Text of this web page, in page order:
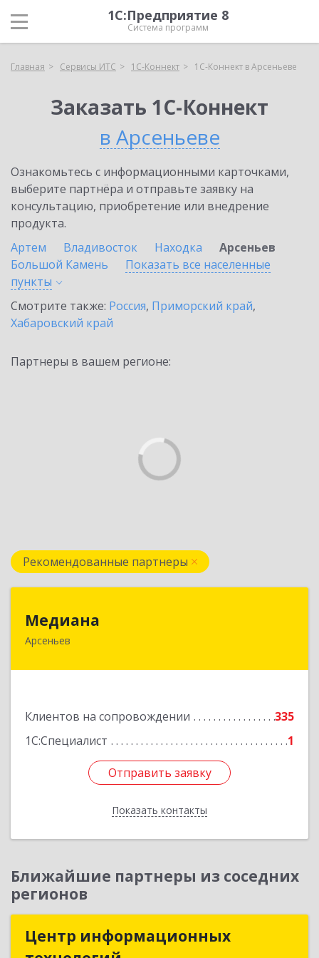
1С:Предприятие 8
Система программ
Главная Сервисы ИТС 1С-Коннект 1С-Коннект в Арсеньеве
Заказать 1С-Коннект
в Арсеньеве
Ознакомьтесь с информационными карточками,
выберите партнёра и отправьте заявку на
консультацию, приобретение или внедрение
продукта.
Артем
Владивосток Находка
Арсеньев
Большой Камень
Показать все населенные
пункты
Смотрите также: Россия, Приморский край,
Хабаровский край
Партнеры в вашем регионе:
Рекомендованные партнеры
Медиана
Арсеньев
Клиентов на сопровождении
335
1С:Специалист
1
Отправить заявку
Показать контакты
Отправить заявку
Назад
Ближайшие партнеры из соседних
регионов
Центр информационных
Центр информационных